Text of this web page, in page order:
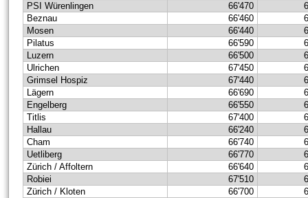
PSI Würenlingen
66'470
Beznau
66'460
Mosen
66'440
Pilatus
66'590
Luzern
66'500
Ulrichen
67'450
Grimsel Hospiz
67'440
Lägern
66'690
Engelberg
66'550
Titlis
67'400
Hallau
66'240
Cham
66'740
Uetliberg
66'770
Zürich / Affoltern
66'640
Robiei
67'510
Zürich / Kloten
66'700